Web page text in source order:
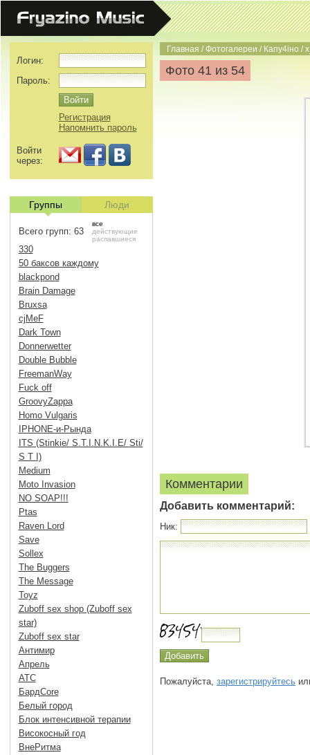
Главная /Фотогалереи / Капу4iно /
Фото 41 из 54
Комментарии
Добавить комментарий:
Ник:
Пожалуйста, зарегистрируйтесь
Логин:
Пароль:
Регистрация
Напомнить пароль
Войти
через:
Группы Люди
Всего групп: 63
все
действующие
распавшиеся
330
50 баксов каждому
blackpond
Brain Damage
Bruxsa
cjMeF
Dark Town
Donnerwetter
Double Bubble
FreemanWay
Fuck off
GroovyZappa
Homo Vulgaris
IPHONE-и-Рында
ITS (Stinkie/ S.T.I.N.K.I.E/ Sti/
S T I)
Medium
Moto Invasion
NO SOAP!!!
Ptas
Raven Lord
Save
Sollex
The Buggers
The Message
Toyz
Zuboff sex shop (Zuboff sex
star)
Zuboff sex star
Антимир
Апрель
АТС
БардCore
Белый город
Блок интенсивной терапии
Високосный год
ВнеРитма